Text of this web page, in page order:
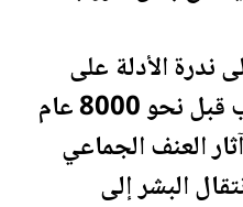
ندرة الأدلة على
إصابات مرتبطة بالحروب قبل نحو 8000 عام
العنف الجماعي
البشر إلى